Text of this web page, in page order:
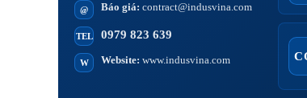
@ Báo giá: contract@indusvina.com
TEL 0979 823 639
W Website: www.indusvina.com